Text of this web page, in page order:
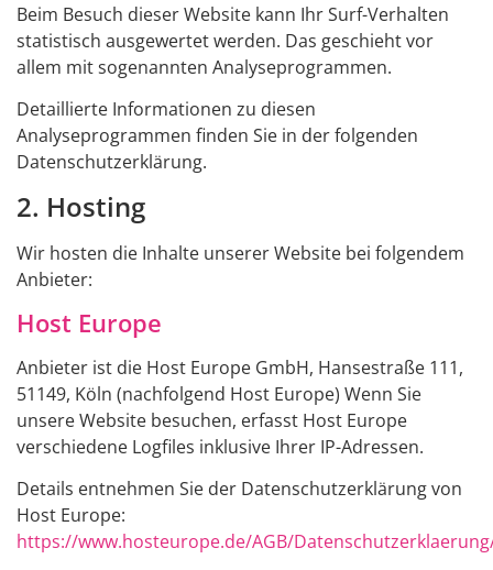
Beim Besuch dieser Website kann Ihr Surf-Verhalten
statistisch ausgewertet werden. Das geschieht vor
allem mit sogenannten Analyseprogrammen.
Detaillierte Informationen zu diesen
Analyseprogrammen finden Sie in der folgenden
Datenschutzerklärung.
2. Hosting
Wir hosten die Inhalte unserer Website bei folgendem
Anbieter:
Host Europe
Anbieter ist die Host Europe GmbH, Hansestraße 111,
51149, Köln (nachfolgend Host Europe) Wenn Sie
unsere Website besuchen, erfasst Host Europe
verschiedene Logfiles inklusive Ihrer IP-Adressen.
Details entnehmen Sie der Datenschutzerklärung von
Host Europe:
https://www.hosteurope.de/AGB/